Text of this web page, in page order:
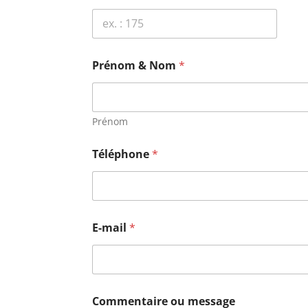
u
d
u
t
l
i
s
t
o
&
Prénom & Nom*
Prénom
Téléphone*
E-mail*
Commentaire ou message